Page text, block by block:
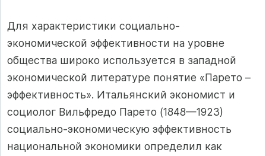
Для характеристики социально-
экономической эффективности на уровне
общества широко используется в западной
экономической литературе понятие «Парето –
эффективность». Итальянский экономист и
социолог Вильфредо Парето (1848—1923)
социально-экономическую эффективность
национальной экономики определил как